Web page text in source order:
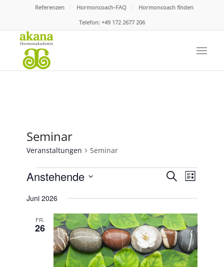
Referenzen Hormoncoach-FAQ
Hormoncoach finden
Telefon: +49 172 2677 206
Seminar
Veranstaltungen Seminar
Veranstaltungen
Ansichten,
Navigation
SucheListe
Anstehende
wählen.
Juni 2026
FR.
26